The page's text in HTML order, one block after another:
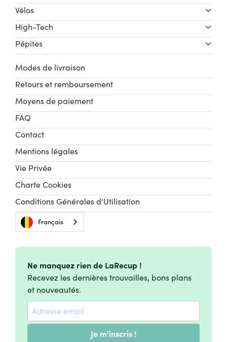
Vélos
High-Tech
Pépites
Modes de livraison
Retours et remboursement
Moyens de paiement
FAQ
Contact
Mentions légales
Vie Privée
Charte Cookies
Conditions Générales d'Utilisation
Français
Ne manquez rien de LaRecup !
Recevez les dernières trouvailles, bons plans
et nouveautés.
Je m'inscris !